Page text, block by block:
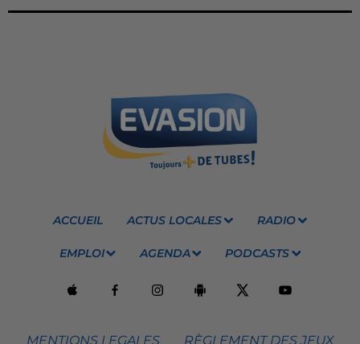
ACCUEIL ACTUS LOCALES RADIO
EMPLOI AGENDA PODCASTS
MENTIONS LEGALES RÈGLEMENT DES JEUX